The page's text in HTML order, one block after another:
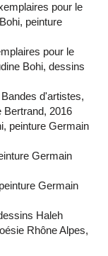
pour le
peinture
pour le
Bohi, dessins
d'artistes,
Bertrand, 2016
peinture Germain
Germain
Germain
Haleh
Rhône Alpes,